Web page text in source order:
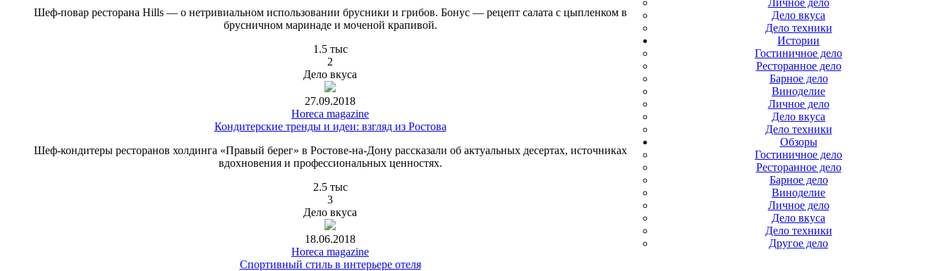
Шеф-повар ресторана Hills — о нетривиальном использовании брусники и грибов. Бонус — рецепт салата с цыпленком в
брусничном маринаде и моченой крапивой.
1.5 тыс
2
Дело вкуса
27.09.2018
Horeca magazine
Кондитерские тренды и идеи: взгляд из Ростова
Шеф-кондитеры ресторанов холдинга «Правый берег» в Ростове-на-Дону рассказали об актуальных десертах, источниках
вдохновения и профессиональных ценностях.
2.5 тыс
3
Дело вкуса
18.06.2018
Horeca magazine
Спортивный стиль в интерьере отеля
Дело вкуса
Дело техники
Истории
Гостиничное дело
Ресторанное дело
Барное дело
Виноделие
Личное дело
Дело вкуса
Дело техники
Обзоры
Гостиничное дело
Ресторанное дело
Барное дело
Виноделие
Личное дело
Дело вкуса
Дело техники
Другое дело